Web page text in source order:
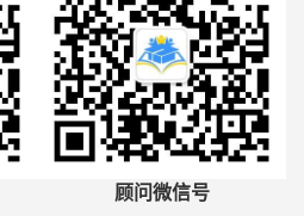
顾问微信号